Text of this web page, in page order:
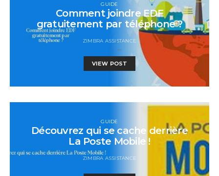
GUIDE
Comment joindre EDF
gratuitement par téléphone ?
ZIMBRA ASSISTANCE
VIEW POST
GUIDE
Découvrez qui se cache derrière
La Poste Mobile !
ZIMBRA ASSISTANCE